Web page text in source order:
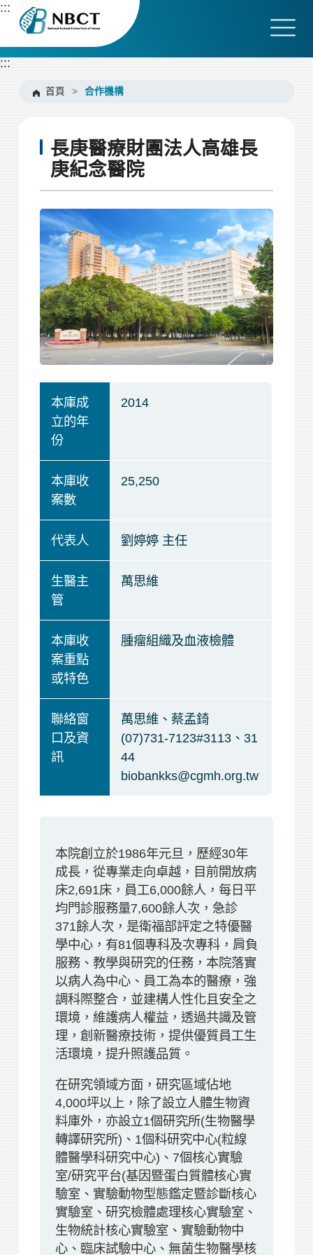
跳
要
內
容
區
塊
:::
:::
首頁 > 合作機構
長庚醫療財團法人高雄長
庚紀念醫院
本庫成
立的年
份
2014
本庫收
案數
25,250
代表人 劉婷婷 主任
生醫主
管
萬思維
本庫收
案重點
或特色
腫瘤組織及血液檢體
聯絡窗
口及資
訊
萬思維、蔡孟錡
(07)731-7123#3113、31
44
biobankks@cgmh.org.tw
本院創立於1986年元旦，歷經30年
成長，從專業走向卓越，目前開放病
床2,691床，員工6,000餘人，每日平
均門診服務量7,600餘人次，急診
371餘人次，是衛福部評定之特優醫
學中心，有81個專科及次專科，肩負
服務、教學與研究的任務，本院落實
以病人為中心、員工為本的醫療，強
調科際整合，並建構人性化且安全之
環境，維護病人權益，透過共識及管
理，創新醫療技術，提供優質員工生
活環境，提升照護品質。
在研究領域方面，研究區域佔地
4,000坪以上，除了設立人體生物資
料庫外，亦設立1個研究所(生物醫學
轉譯研究所)、1個科研究中心(粒線
體醫學科研究中心)、7個核心實驗
室/研究平台(基因暨蛋白質體核心實
驗室、實驗動物型態鑑定暨診斷核心
實驗室、研究檢體處理核心實驗室、
生物統計核心實驗室、實驗動物中
心、臨床試驗中心、無菌生物醫學核